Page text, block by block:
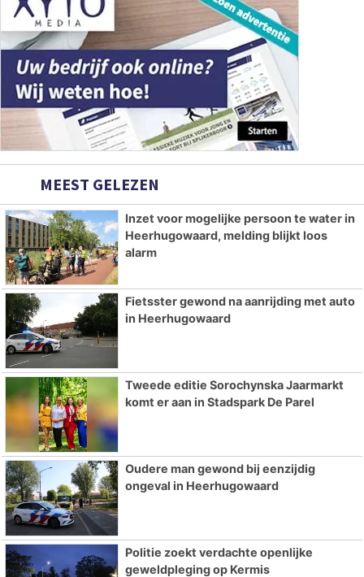
MEEST GELEZEN
Inzet voor mogelijke persoon te water in
Heerhugowaard, melding blijkt loos
alarm
Fietsster gewond na aanrijding met auto
in Heerhugowaard
Tweede editie Sorochynska Jaarmarkt
komt er aan in Stadspark De Parel
Oudere man gewond bij eenzijdig
ongeval in Heerhugowaard
Politie zoekt verdachte openlijke
geweldpleging op Kermis